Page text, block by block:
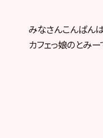
みなさんこんば
カフェっ娘のとみ